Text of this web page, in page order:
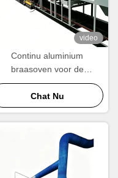
video
Continu aluminium
braasoven voor de
vervaardiging van
radiatoren, condensatoren
en warmtewisselaars
Chat Nu